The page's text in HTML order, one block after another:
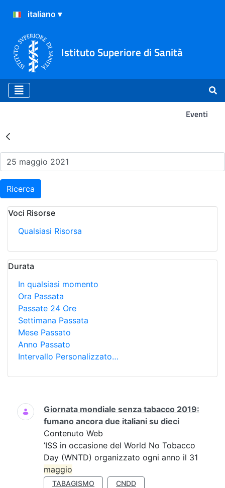
Istituto Superiore di Sanità
Eventi
Risultati della Ricerca -
Ricerca
Voci Risorse
Qualsiasi Risorsa
Durata
In qualsiasi momento
Ora Passata
Passate 24 Ore
Settimana Passata
Mese Passato
Anno Passato
Intervallo Personalizzato…
Ricerca
Giornata mondiale senza tabacco 2019:
fumano ancora due italiani su dieci
Contenuto Web
’ISS in occasione del World No Tobacco
Day (WNTD) organizzato ogni anno il 31
maggio
TABAGISMO
CNDD